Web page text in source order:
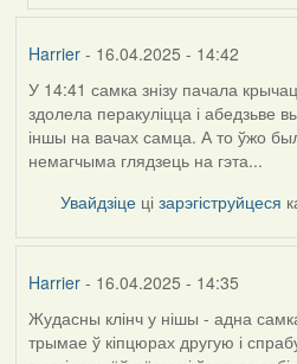
Harrier
Harrier- 16.04.2025 - 14:42
У 14:41 самка знізу пачала
здолела перакуліцца і абедзьве
іншы на вачах самца. А то ўжо
немагчыма глядзець на гэта...
Увайдзіце цізарэгіструйцеся
Harrier- 16.04.2025 - 14:35
Жудасны клінч у нішы - адна
трымае ў кіпцюрах другую і